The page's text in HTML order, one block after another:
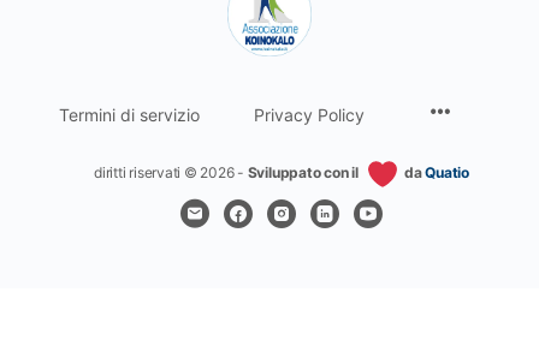
Termini di servizio Privacy Policy
diritti riservati © 2026 - Sviluppato con il daQuatio